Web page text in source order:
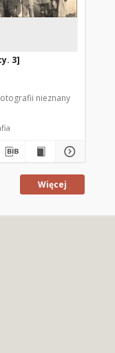
3]
nieznany
Więcej